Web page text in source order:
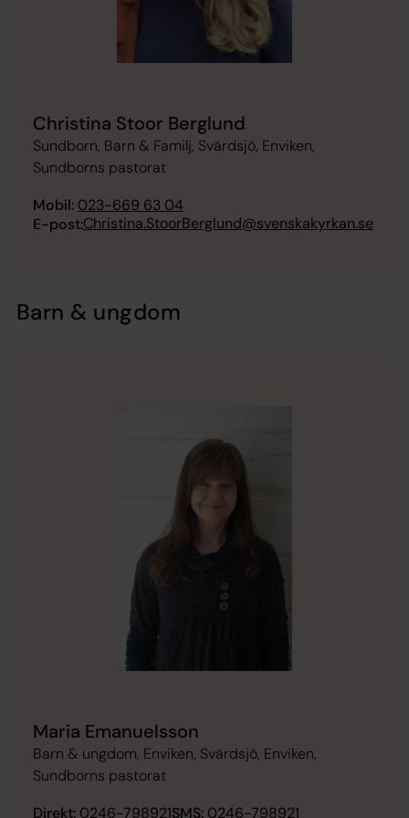
Christina Stoor Berglund
Sundborn, Barn & Familj, Svärdsjö, Enviken,
Sundborns pastorat
Mobil: 023-669 63 04
E-post:Christina.StoorBerglund@svenskakyrkan.se
Barn & ungdom
Maria Emanuelsson
Barn & ungdom, Enviken, Svärdsjö, Enviken,
Sundborns pastorat
Direkt: 0246-798921SMS: 0246-798921